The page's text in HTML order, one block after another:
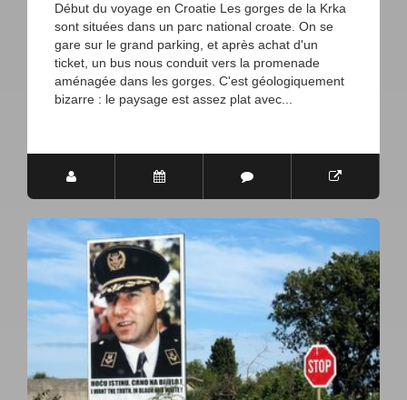
Début du voyage en Croatie Les gorges de la Krka
sont situées dans un parc national croate. On se
gare sur le grand parking, et après achat d'un
ticket, un bus nous conduit vers la promenade
aménagée dans les gorges. C'est géologiquement
bizarre : le paysage est assez plat avec...